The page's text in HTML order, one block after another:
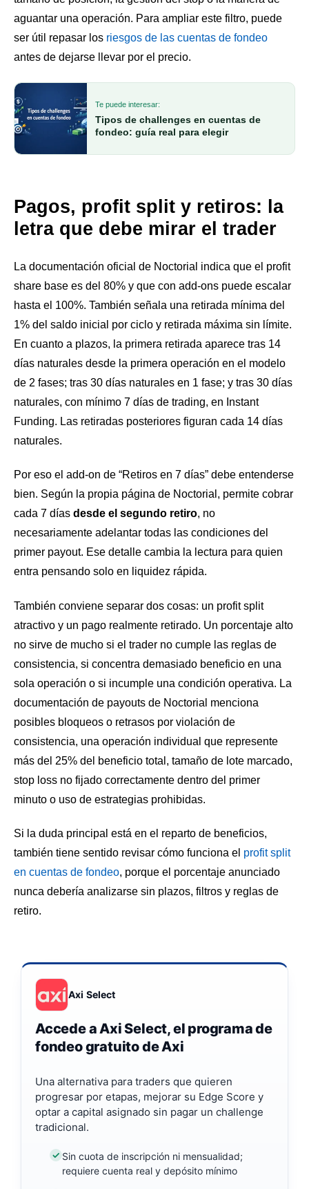
aguantar una operación. Para ampliar este filtro, puede
ser útil repasar los riesgos de las cuentas de fondeo
antes de dejarse llevar por el precio.
Te puede interesar:
Tipos de challenges en cuentas de
fondeo: guía real para elegir
Pagos, profit split y retiros: la
letra que debe mirar el trader
La documentación oficial de Noctorial indica que el profit
share base es del 80% y que con add-ons puede escalar
hasta el 100%. También señala una retirada mínima del
1% del saldo inicial por ciclo y retirada máxima sin límite.
En cuanto a plazos, la primera retirada aparece tras 14
días naturales desde la primera operación en el modelo
de 2 fases; tras 30 días naturales en 1 fase; y tras 30 días
naturales, con mínimo 7 días de trading, en Instant
Funding. Las retiradas posteriores figuran cada 14 días
naturales.
Por eso el add-on de “Retiros en 7 días” debe entenderse
bien. Según la propia página de Noctorial, permite cobrar
cada 7 días desde el segundo retiro, no
necesariamente adelantar todas las condiciones del
primer payout. Ese detalle cambia la lectura para quien
entra pensando solo en liquidez rápida.
También conviene separar dos cosas: un profit split
atractivo y un pago realmente retirado. Un porcentaje alto
no sirve de mucho si el trader no cumple las reglas de
consistencia, si concentra demasiado beneficio en una
sola operación o si incumple una condición operativa. La
documentación de payouts de Noctorial menciona
posibles bloqueos o retrasos por violación de
consistencia, una operación individual que represente
más del 25% del beneficio total, tamaño de lote marcado,
stop loss no fijado correctamente dentro del primer
minuto o uso de estrategias prohibidas.
Si la duda principal está en el reparto de beneficios,
también tiene sentido revisar cómo funciona el profit split
en cuentas de fondeo, porque el porcentaje anunciado
nunca debería analizarse sin plazos, filtros y reglas de
retiro.
Axi Select
Accede a Axi Select, el programa de
fondeo gratuito de Axi
Una alternativa para traders que quieren
progresar por etapas, mejorar su Edge Score y
optar a capital asignado sin pagar un challenge
tradicional.
Sin cuota de inscripción ni mensualidad;
requiere cuenta real y depósito mínimo